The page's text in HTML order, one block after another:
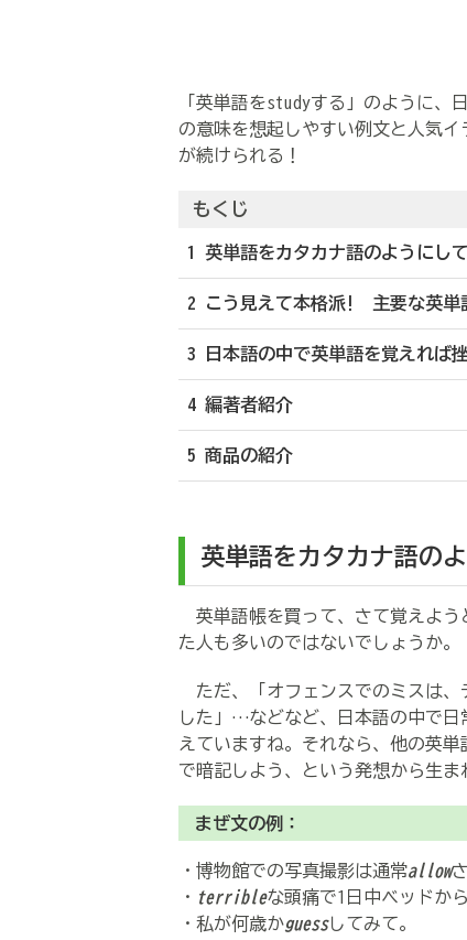
「英単語をstudyする」のように
の意味を想起しやすい例文と人気
が続けられる！
もくじ
1 英単語をカタカナ語のようにし
2 こう見えて本格派! 主要な英単
3 日本語の中で英単語を覚えれば
4 編著者紹介
5 商品の紹介
英単語をカタカナ語の
英単語帳を買って、さて覚えよう
た人も多いのではないでしょうか。
ただ、「オフェンスでのミスは、
した」…などなど、日本語の中で日
えていますね。それなら、他の英
で暗記しよう、という発想から生ま
まぜ文の例：
・博物館での写真撮影は通常allow
・ terribleな頭痛で1日中ベッドか
・私が何歳かguessしてみて。